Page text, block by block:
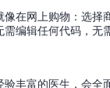
像在网上购物：选
编辑任何代码，无
丰富的医生，会